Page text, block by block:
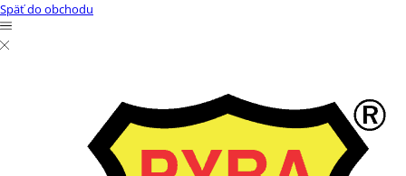
Späť do obchodu